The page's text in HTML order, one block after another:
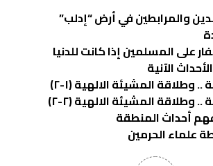
والمرابطين في أرض “إدلب”
على المسلمين إذا كانت للدنيا
الآنية
.. وطلاقة المشيئة الالهية (١-٢)
.. وطلاقة المشيئة الالهية (٢-٢)
أحداث المنطقة
علماء الحرمين